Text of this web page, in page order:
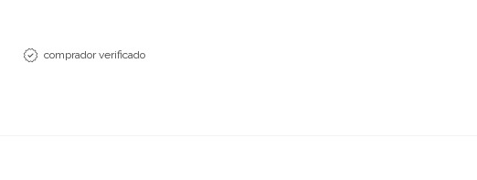
comprador verificado